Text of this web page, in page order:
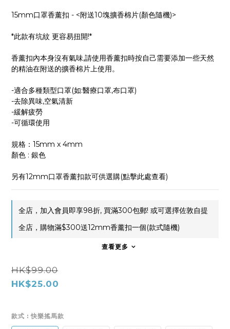
15mm口罩香薰扣 - <附送10塊擴香棉片(顏色隨機)>
*此款有坑紋 更容易扭開!*
香薰扣內本身沒有氣味,請使用香薰扣時按自己需要添加一些天然
的精油在附送的擴香棉片上使用。
-適合多種類型口罩(如:醫療口罩,布口罩)
-去除異味,空氣清新
-緩解疲勞
-可循環使用
規格：15mm x 4mm
顏色 : 銀色
另有12mm口罩香薰扣款可供選購(點擊此處查看)
全店，加入會員即享98折, 買滿300包郵! 或可選擇佐敦自提
全店，購物滿$300送12mm香薰扣一個(款式隨機)
查看更多
HK$99.00
HK$25.00
款式 : 快樂搖馬款